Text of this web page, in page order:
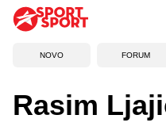
NOVO FORUM
Rasim